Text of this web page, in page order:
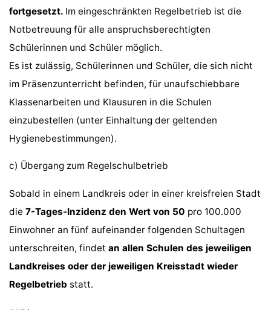
fortgesetzt. Im eingeschränkten Regelbetrieb ist die
Notbetreuung für alle anspruchsberechtigten
Schülerinnen und Schüler möglich.
Es ist zulässig, Schülerinnen und Schüler, die sich nicht
im Präsenzunterricht befinden, für unaufschiebbare
Klassenarbeiten und Klausuren in die Schulen
einzubestellen (unter Einhaltung der geltenden
Hygienebestimmungen).
c) Übergang zum Regelschulbetrieb
Sobald in einem Landkreis oder in einer kreisfreien Stadt
die7-Tages-Inzidenz den Wert von 50 pro 100.000
Einwohner an fünf aufeinander folgenden Schultagen
unterschreiten, findetan allen Schulen des jeweiligen
Landkreises oder der jeweiligen Kreisstadt wieder
Regelbetrieb statt.